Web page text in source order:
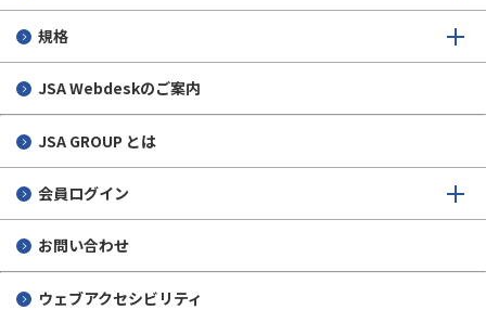
規格
JSA Webdeskのご案内
JSA GROUP とは
会員ログイン
お問い合わせ
ウェブアクセシビリティ